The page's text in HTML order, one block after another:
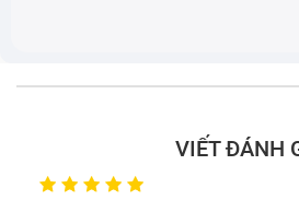
tạp hơn đòi hỏi chuyên môn
và thay mới.
VIẾT ĐÁNH